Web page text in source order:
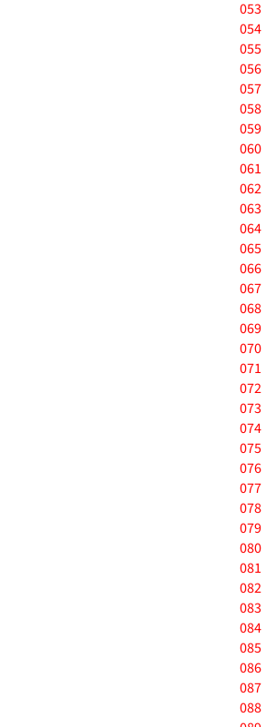
053
054
055
056
057
058
059
060
061
062
063
064
065
066
067
068
069
070
071
072
073
074
075
076
077
078
079
080
081
082
083
084
085
086
087
088